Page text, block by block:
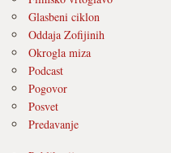
Glasbeni ciklon
Oddaja Zofijinih
Okrogla miza
Podcast
Pogovor
Posvet
Predavanje